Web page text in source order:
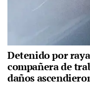
Detenido por
compañera de
daños